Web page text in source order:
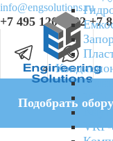
info@engsolutions.ru
+7 495 120 4232 +7
Подобрать